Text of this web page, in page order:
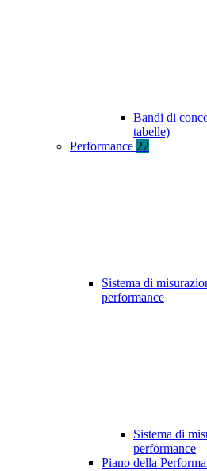
Bandi di
tabelle)
Performance 22
Sistema di
performance
Sistema di
performance
Piano della